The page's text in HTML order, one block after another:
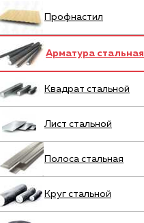
Профнастил
Арматура стальная
Квадрат стальной
Лист стальной
Полоса стальная
Круг стальной